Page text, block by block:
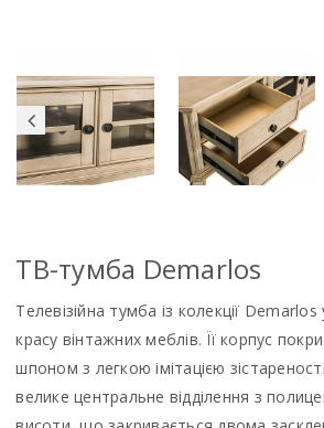
ТВ-тумба Demarlos
Телевізійна тумба із колекції
красу вінтажних меблів. Її корпус
шпоном з легкою імітацією
велике центральне відділення з